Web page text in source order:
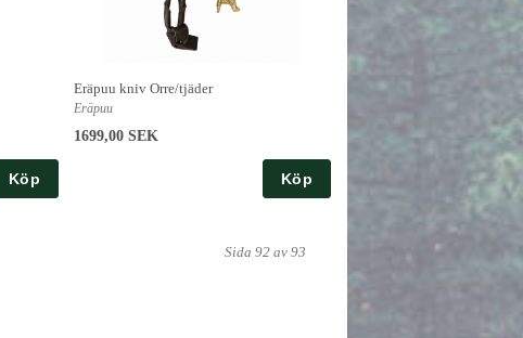
Köp
Eräpuu kniv Orre/tjäder
Eräpuu
1699,00 SEK
Köp
Sida 92 av 93